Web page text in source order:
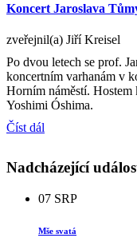
Koncert Jaroslava
zveřejnil(a) Jiří Kreisel
Po dvou letech se prof.
koncertním varhanám v
Horním náměstí. Hostem
Yoshimi Óshima.
Číst dál
Nadcházející
07 SRP
Mše svatá